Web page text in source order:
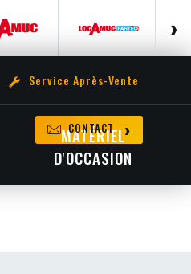
Service Après-Vente
CONTACT
MATÉRIEL
D'OCCASION